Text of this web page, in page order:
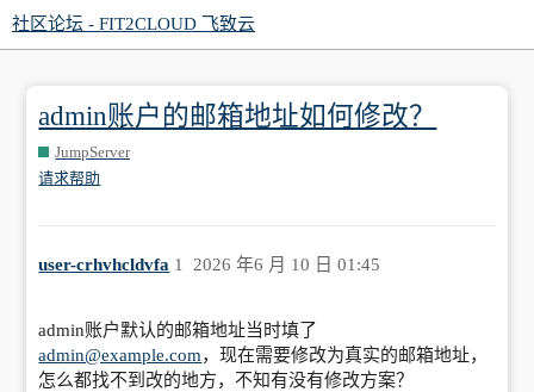
社区论坛 - FIT2CLOUD 飞致云
admin账户的邮箱地址如何修改？
JumpServer
请求帮助
user-crhvhcldvfa 2026 年6 月 10 日 01:45
1
admin账户默认的邮箱地址当时填了
admin@example.com，现在需要修改为真实的邮箱地址，
怎么都找不到改的地方，不知有没有修改方案？